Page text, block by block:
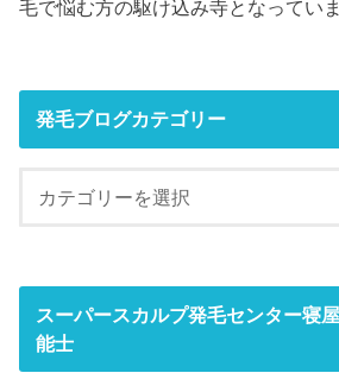
毛で悩む方の駆け込み寺となっていま
発毛ブログカテゴリー
スーパースカルプ発毛センター寝
能士